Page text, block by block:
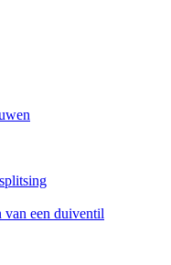
van een duiventil